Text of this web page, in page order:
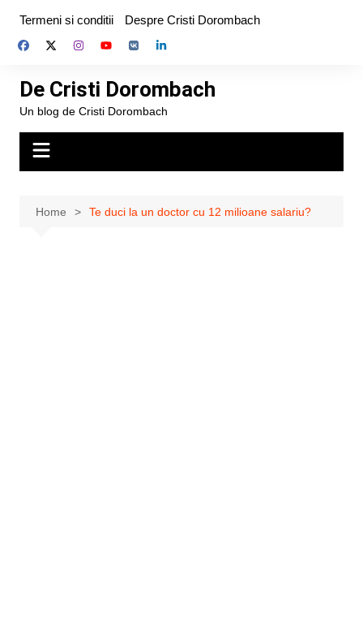
content
Termeni si conditii Despre Cristi Dorombach
De Cristi Dorombach
Un blog de Cristi Dorombach
Home Te duci la un doctor cu 12 milioane salariu?